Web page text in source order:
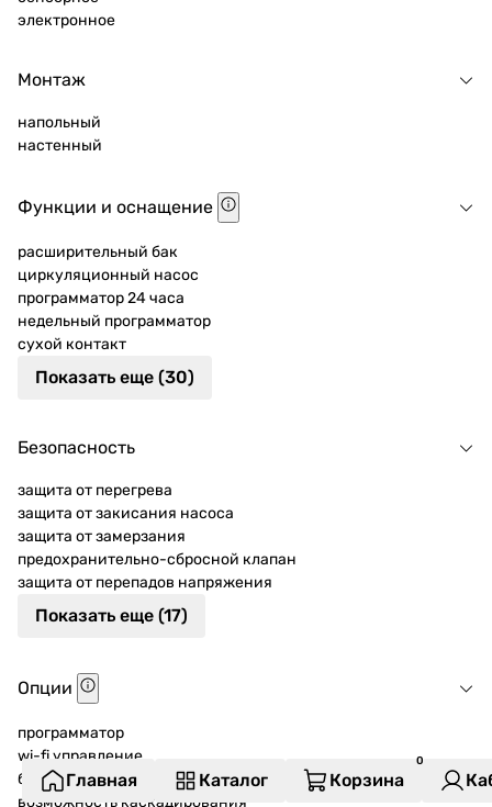
электронное
Монтаж
напольный
настенный
Функции и оснащение
расширительный бак
циркуляционный насос
программатор 24 часа
недельный программатор
сухой контакт
Показать еще (30)
Безопасность
защита от перегрева
защита от закисания насоса
защита от замерзания
предохранительно-сбросной клапан
защита от перепадов напряжения
Показать еще (17)
Опции
программатор
wi-fi управление
бойлер косвенного нагрева
возможность каскадирования
Главная Каталог Корзина